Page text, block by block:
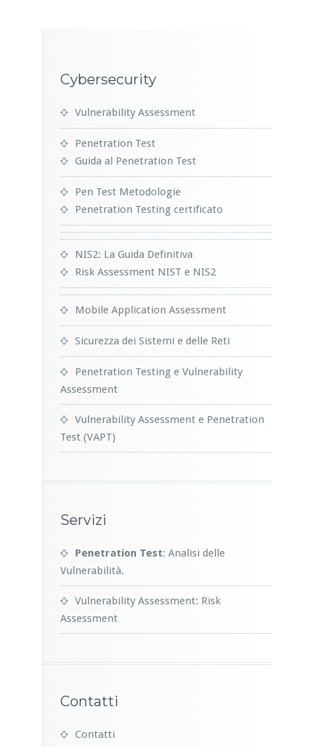
Cybersecurity
Vulnerability Assessment
Penetration Test
Guida al Penetration Test
Pen Test Metodologie
Penetration Testing certificato
NIS2: La Guida Definitiva
Risk Assessment NIST e NIS2
Mobile Application Assessment
Sicurezza dei Sistemi e delle Reti
Penetration Testing e Vulnerability
Assessment
Vulnerability Assessment e Penetration
Test (VAPT)
Servizi
Penetration Test: Analisi delle
Vulnerabilità.
Vulnerability Assessment: Risk
Assessment
Contatti
Contatti